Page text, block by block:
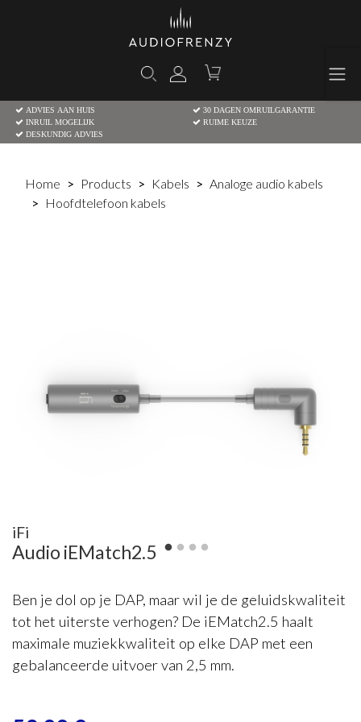
ADVIES AAN HUIS
30 DAGEN OMRUILGARANTIE
INRUIL MOGELIJK
RUIME KEUZE
DESKUNDIG ADVIES
Home Products Kabels
Analoge audio kabels
Hoofdtelefoon kabels
iFi
Audio iEMatch2.5
Ben je dol op je DAP, maar wil je de geluidskwaliteit
tot het uiterste verhogen? De iEMatch2.5 haalt
maximale muziekkwaliteit op elke DAP met een
gebalanceerde uitvoer van 2,5 mm.